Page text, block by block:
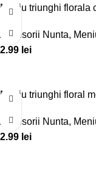
Meniu triunghi florala
Accesorii Nunta,
2.99 lei
Meniu triunghi floral
Accesorii Nunta,
2.99 lei